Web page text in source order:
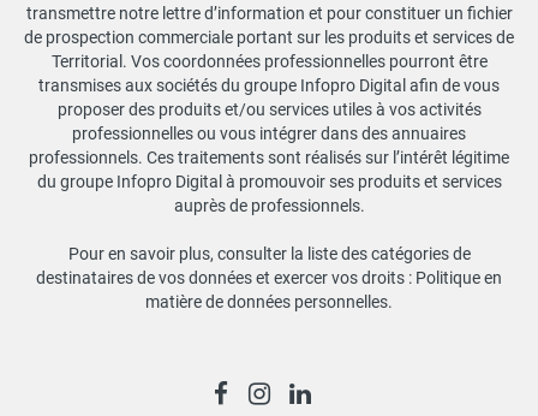
transmettre notre lettre d’information et pour constituer un fichier
de prospection commerciale portant sur les produits et services de
Territorial. Vos coordonnées professionnelles pourront être
transmises aux sociétés du groupe Infopro Digital afin de vous
proposer des produits et/ou services utiles à vos activités
professionnelles ou vous intégrer dans des annuaires
professionnels. Ces traitements sont réalisés sur l’intérêt légitime
du groupe Infopro Digital à promouvoir ses produits et services
auprès de professionnels.
Pour en savoir plus, consulter la liste des catégories de
destinataires de vos données et exercer vos droits : Politique en
matière de données personnelles.